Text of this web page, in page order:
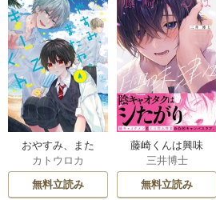
おやすみ、また
ね。ましろくん。
【電子限定漫画付
き】
カトウロカ
無料立読み
藤崎くんは興味
津々【コミックス
版】
三井博士
無料立読み